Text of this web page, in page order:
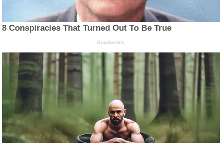
8 Conspiracies That Turned Out To Be True
Brainberries